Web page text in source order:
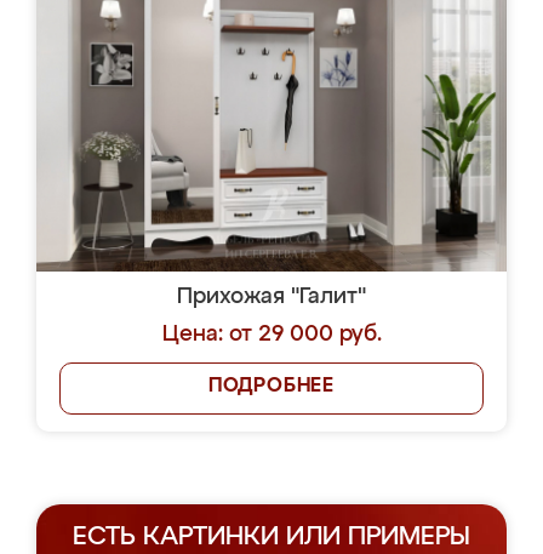
Прихожая "Галит"
Цена: от 29 000 руб.
ПОДРОБНЕЕ
ЕСТЬ КАРТИНКИ ИЛИ ПРИМЕРЫ